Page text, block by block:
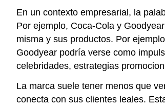
En un contexto empresarial, la
Por ejemplo, Coca-Cola y
misma y sus productos. Por
Goodyear podría verse como
celebridades, estrategias
La marca suele tener menos que
conecta con sus clientes leales.